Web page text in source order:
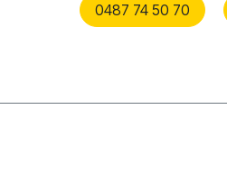
0487 74 50 70